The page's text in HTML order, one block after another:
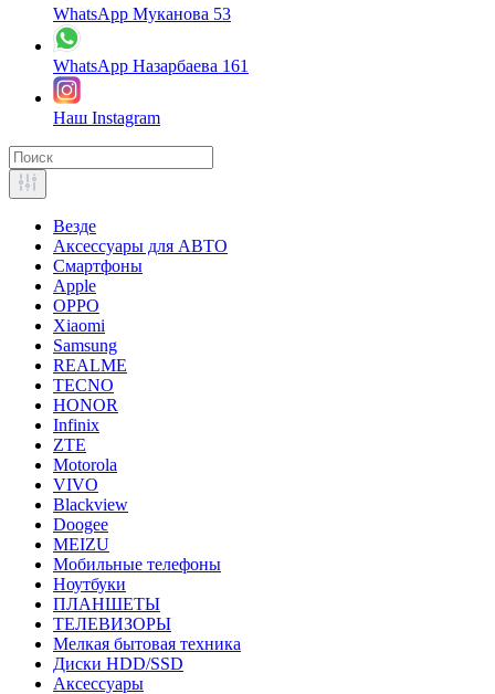
WhatsApp Муканова 53
WhatsApp Назарбаева 161
Наш Instagram
Везде
Аксессуары для АВТО
Смартфоны
Apple
OPPO
Xiaomi
Samsung
REALME
TECNO
HONOR
Infinix
ZTE
Motorola
VIVO
Blackview
Doogee
MEIZU
Мобильные телефоны
Ноутбуки
ПЛАНШЕТЫ
ТЕЛЕВИЗОРЫ
Мелкая бытовая техника
Диски HDD/SSD
Аксессуары